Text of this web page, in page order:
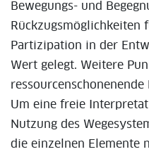
Bewegungs- und
Rückzugsmöglichkeiten
Partizipation in der
Wert gelegt. Weitere
ressourcenschonenende
Um eine freie
Nutzung des
die einzelnen Elemente